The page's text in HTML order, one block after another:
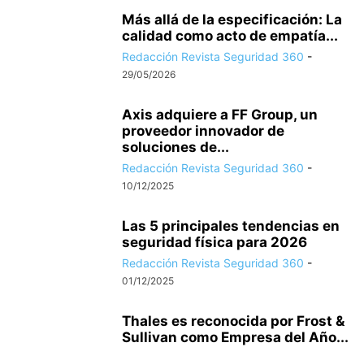
Más allá de la especificación: La
calidad como acto de empatía...
Redacción Revista Seguridad 360 -
29/05/2026
Axis adquiere a FF Group, un
proveedor innovador de
soluciones de...
Redacción Revista Seguridad 360 -
10/12/2025
Las 5 principales tendencias en
seguridad física para 2026
Redacción Revista Seguridad 360 -
01/12/2025
Thales es reconocida por Frost &
Sullivan como Empresa del Año...